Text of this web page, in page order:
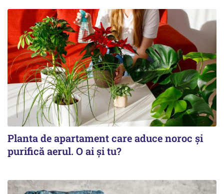
Planta de apartament care aduce noroc și
purifică aerul. O ai și tu?